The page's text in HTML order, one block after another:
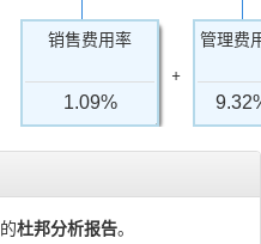
销售费用率
1.09%
+
管理费
的杜邦分析报告。